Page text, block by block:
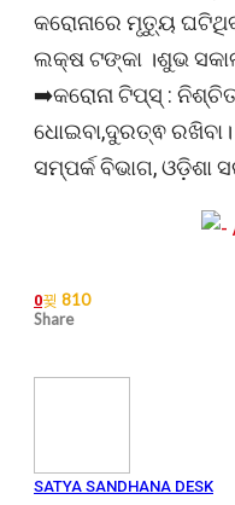
କରୋନାରେ ମୃତ୍ୟୁ
ଲକ୍ଷ ଟଙ୍କା ।ଶୁଭ
➡️କରୋନା ଟିପ୍ସ୍ : ନିଶ୍ଚିତ
ଧୋଇବା,ଦୁରତ୍ଵ ରଖିବା।
ସମ୍ପର୍କ ବିଭାଗ, ଓଡ଼ିଶା
0
810
Share
SATYA SANDHANA DESK